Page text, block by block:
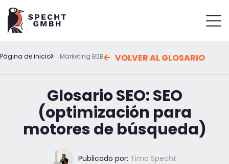
Página de inicio Marketing B2B VOLVER AL GLOSARIO
Glosario SEO: SEO
(optimización para
motores de búsqueda)
Publicado por: Timo Specht